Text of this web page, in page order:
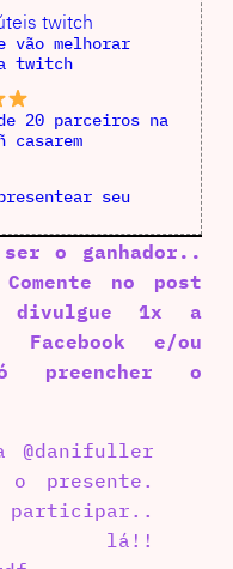
twitch
vão melhorar
twitch
20 parceiros na
casarem
seu
o ganhador..
no post
1x a
Facebook e/ou
preencher o
@danifuller
o presente.
participar..
lá!!